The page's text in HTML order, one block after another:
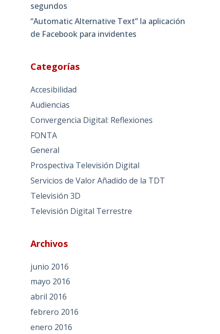
segundos
“Automatic Alternative Text” la aplicación
de Facebook para invidentes
Categorías
Accesibilidad
Audiencias
Convergencia Digital: Reflexiones
FONTA
General
Prospectiva Televisión Digital
Servicios de Valor Añadido de la TDT
Televisión 3D
Televisión Digital Terrestre
Archivos
junio 2016
mayo 2016
abril 2016
febrero 2016
enero 2016